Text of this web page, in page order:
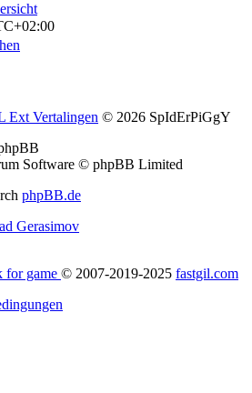
Ext Vertalingen © 2026 SpIdErPiGgY
Software © phpBB Limited
phpBB.de
Gerasimov
for game © 2007-2019-2025 fastgil.com